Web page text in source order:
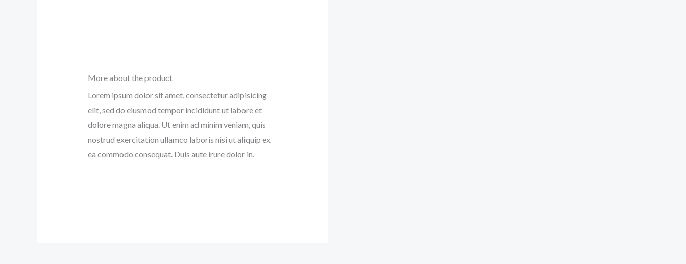
More about the product
Lorem ipsum dolor sit amet, consectetur adipisicing
elit, sed do eiusmod tempor incididunt ut labore et
dolore magna aliqua. Ut enim ad minim veniam, quis
nostrud exercitation ullamco laboris nisi ut aliquip ex
ea commodo consequat. Duis aute irure dolor in.